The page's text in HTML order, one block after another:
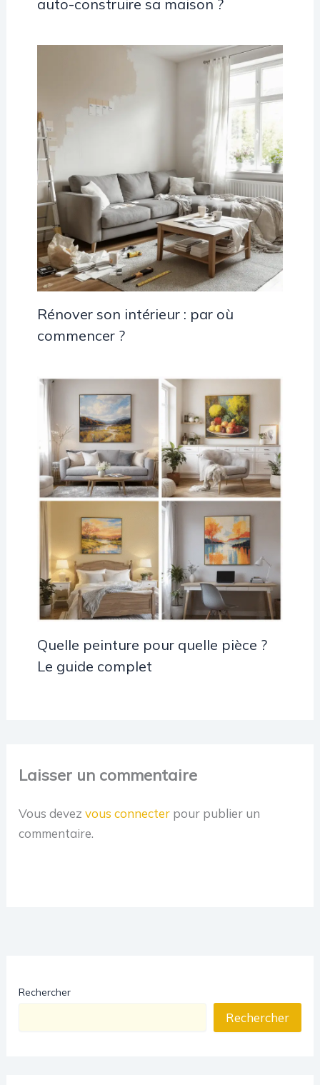
auto-construire sa maison ?
Rénover son intérieur : par où
commencer ?
Quelle peinture pour quelle pièce ?
Le guide complet
Laisser un commentaire
Vous devezvous connecter pour publier un
commentaire.
Rechercher
Rechercher